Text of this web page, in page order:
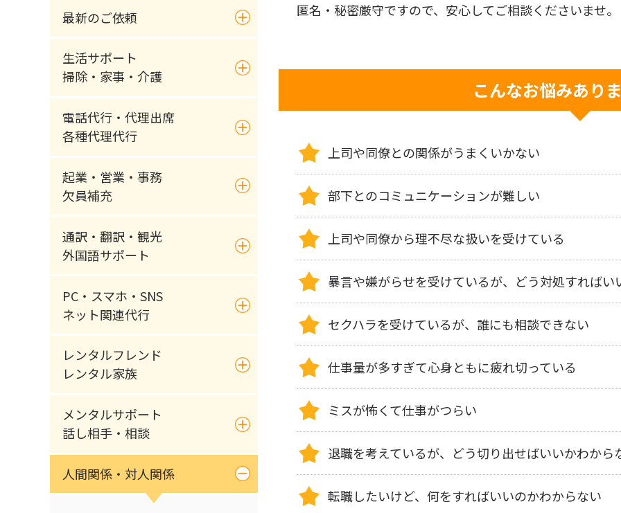
匿名・秘密厳守ですので、安心してご相談くださいませ。
こんなお悩みあり
上司や同僚との関係がうまくいかない
部下とのコミュニケーションが難しい
上司や同僚から理不尽な扱いを受けている
暴言や嫌がらせを受けているが、どう対処すればい
セクハラを受けているが、誰にも相談できない
仕事量が多すぎて心身ともに疲れ切っている
ミスが怖くて仕事がつらい
退職を考えているが、どう切り出せばいいかわから
転職したいけど、何をすればいいのかわからない
最新のご依頼
生活サポート
掃除・家事・介護
電話代行・代理出席
各種代理代行
起業・営業・事務
欠員補充
通訳・翻訳・観光
外国語サポート
PC・スマホ・SNS
ネット関連代行
レンタルフレンド
レンタル家族
メンタルサポート
話し相手・相談
人間関係・対人関係